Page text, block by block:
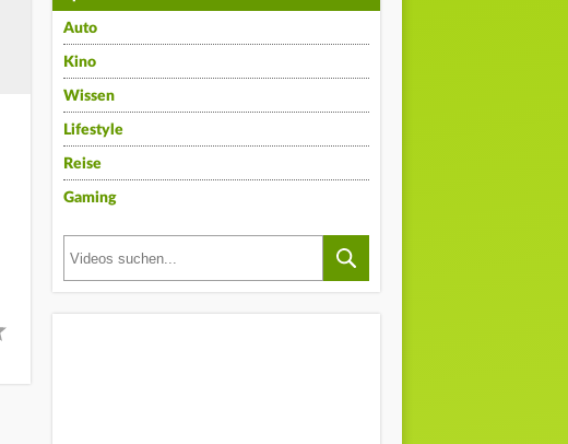
Auto
Kino
Wissen
Lifestyle
Reise
Gaming